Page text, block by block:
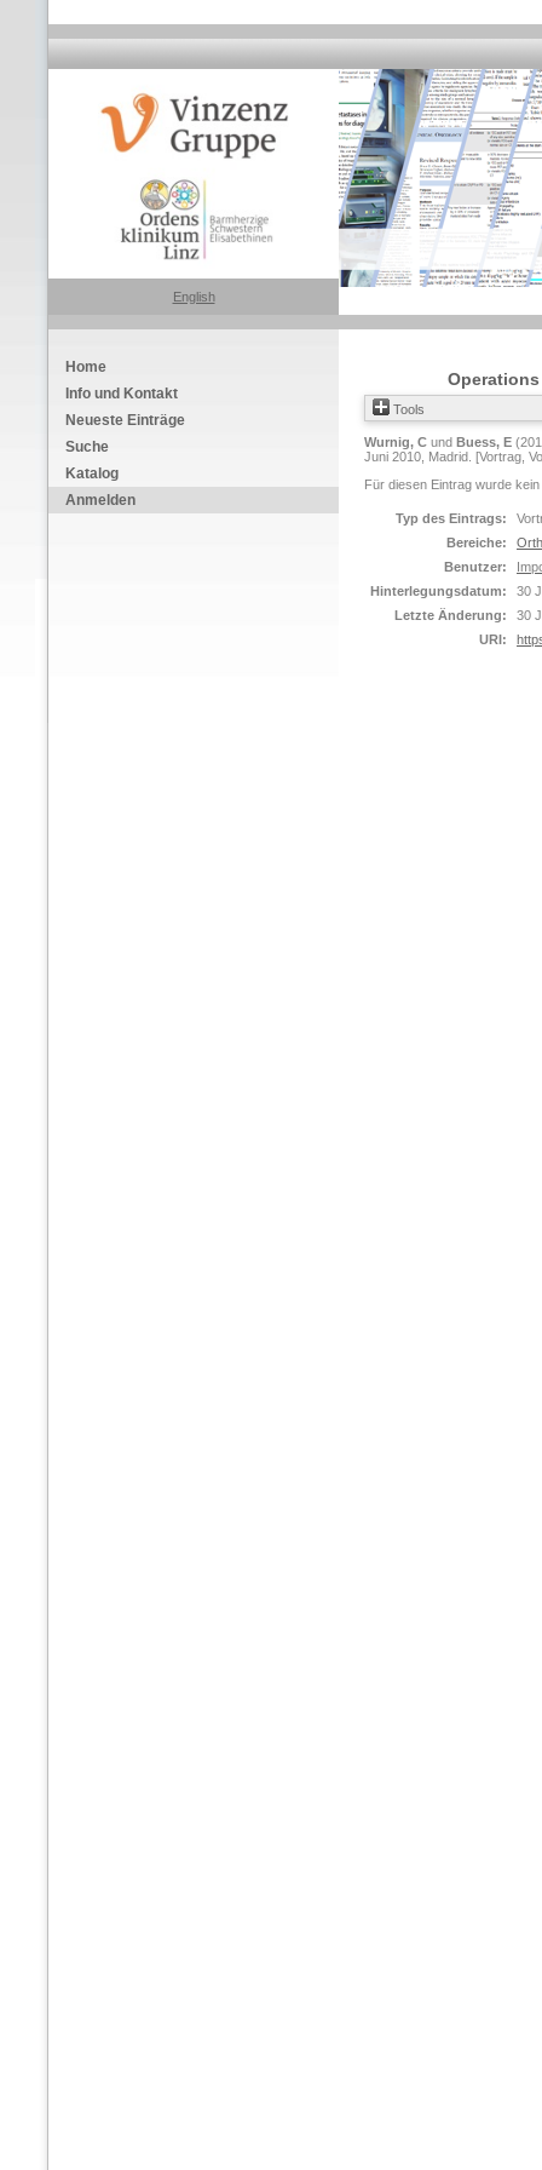
English
Home
Info und Kontakt
Neueste Einträge
Suche
Katalog
Anmelden
Tools
Wurnig, C und Buess, E
Juni 2010, Madrid. [Vortrag,
Für diesen Eintrag wurde
Typ des Eintrags:
Bereiche:
Benutzer:
Hinterlegungsdatum:
30
Letzte Änderung:
30
URI: